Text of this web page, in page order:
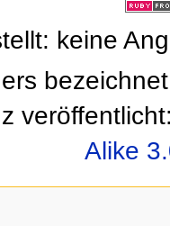
keine
Alike